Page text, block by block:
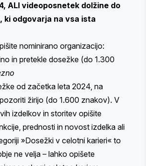
ALI videoposnetek dolžine do
ki odgovarja na vsa ista
nominirano organizacijo:
in pretekle dosežke (do 1.300
od začetka leta 2024, na
žirijo (do 1.600 znakov). ​​V
izdelkov in storitev opišite
prednosti in novost izdelka ali
»Dosežki v celotni karieri« to
ne velja – lahko opišete